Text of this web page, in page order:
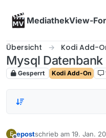
MediathekView-
Übersicht Kodi Add-
Mysql Datenbank
Gesperrt Kodi Add-On
E epostschrieb am 19. Jan.